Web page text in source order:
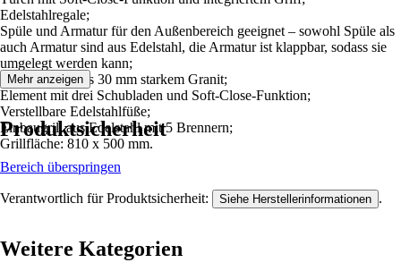
Edelstahlregale;
Spüle und Armatur für den Außenbereich geeignet – sowohl Spüle als
auch Armatur sind aus Edelstahl, die Armatur ist klappbar, sodass sie
umgelegt werden kann;
Arbeitsplatte aus 30 mm starkem Granit;
Element mit drei Schubladen und Soft-Close-Funktion;
Verstellbare Edelstahlfüße;
Einbaugrill aus Edelstahl mit 5 Brennern;
Grillfläche: 810 x 500 mm.
Mehr anzeigen
Produktsicherheit
Bereich überspringen
Verantwortlich für Produktsicherheit: Siehe Herstellerinformationen .
Weitere Kategorien